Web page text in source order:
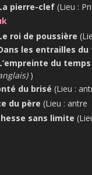
pierre-clef (Lieu :
roi de poussière
les entrailles du
du temps
)
du brisé (Lieu :
du père (Lieu : antre
sans limite